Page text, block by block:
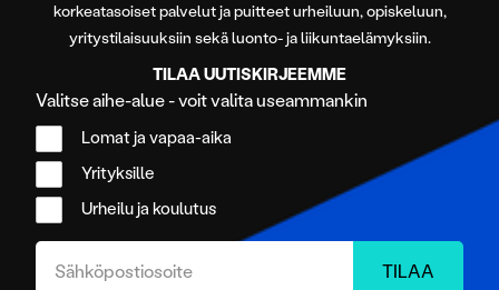
korkeatasoiset palvelut ja puitteet urheiluun, opiskeluun,
yritystilaisuuksiin sekä luonto- ja liikuntaelämyksiin.
TILAA UUTISKIRJEEMME
Valitse aihe-alue - voit valita useammankin
Lomat ja vapaa-aika
Yrityksille
Urheilu ja koulutus